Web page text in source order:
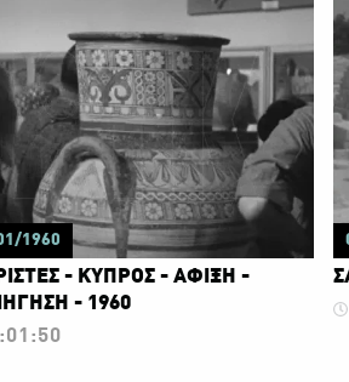
1960
- ΚΥΠΡΟΣ - ΑΦΙΞΗ -
- 1960